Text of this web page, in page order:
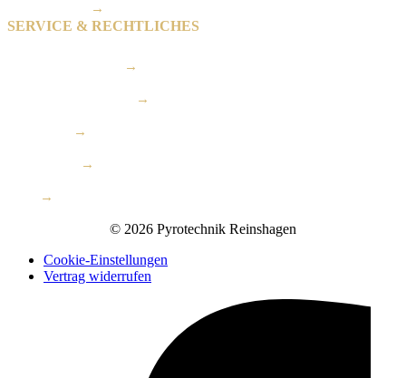
→
SERVICE & RECHTLICHES
→
→
→
→
→
© 2026 Pyrotechnik Reinshagen
Cookie-Einstellungen
Vertrag widerrufen